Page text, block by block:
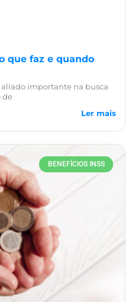
que faz e quando
aliado importante na busca
de
Ler mais
BENEFÍCIOS INSS